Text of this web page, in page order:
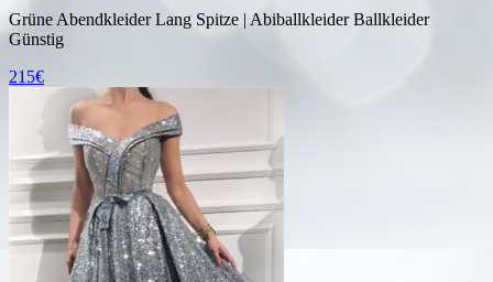
Grüne Abendkleider Lang Spitze | Abiballkleider Ballkleider
Günstig
215€